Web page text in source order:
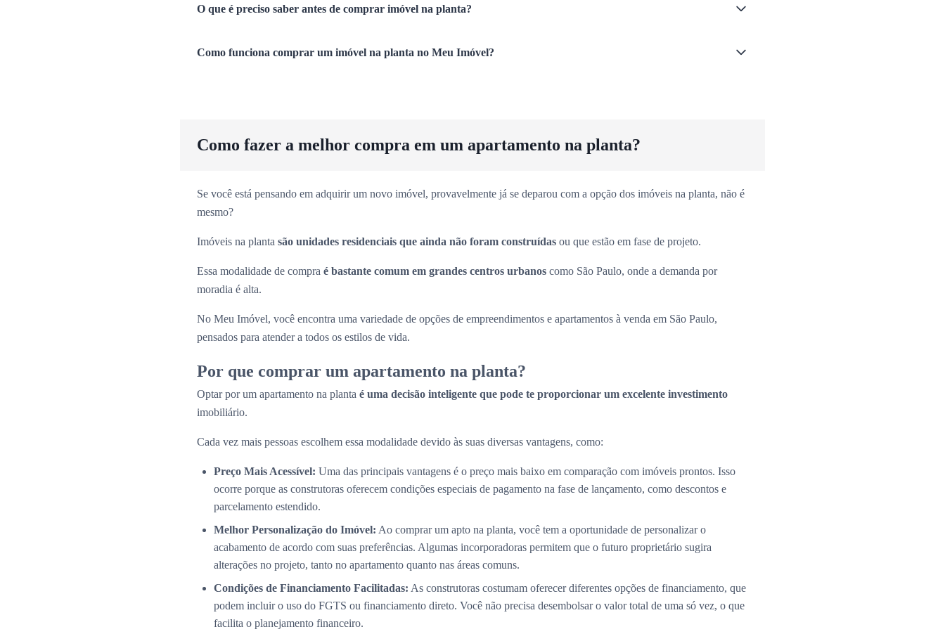
O que é preciso saber antes de comprar imóvel na planta?
Como funciona comprar um imóvel na planta no Meu Imóvel?
Como fazer a melhor compra em um apartamento na planta?
Se você está pensando em adquirir um novo imóvel, provavelmente já se deparou com a opção dos imóveis na planta, não é
mesmo?
Imóveis na planta são unidades residenciais que ainda não foram construídas ou que estão em fase de projeto.
Essa modalidade de compra é bastante comum em grandes centros urbanos como São Paulo, onde a demanda por
moradia é alta.
No Meu Imóvel, você encontra uma variedade de opções de empreendimentos e apartamentos à venda em São Paulo,
pensados para atender a todos os estilos de vida.
Por que comprar um apartamento na planta?
Optar por um apartamento na planta é uma decisão inteligente que pode te proporcionar um excelente investimento
imobiliário.
Cada vez mais pessoas escolhem essa modalidade devido às suas diversas vantagens, como:
Preço Mais Acessível: Uma das principais vantagens é o preço mais baixo em comparação com imóveis prontos. Isso
ocorre porque as construtoras oferecem condições especiais de pagamento na fase de lançamento, como descontos e
parcelamento estendido.
Melhor Personalização do Imóvel: Ao comprar um apto na planta, você tem a oportunidade de personalizar o
acabamento de acordo com suas preferências. Algumas incorporadoras permitem que o futuro proprietário sugira
alterações no projeto, tanto no apartamento quanto nas áreas comuns.
Condições de Financiamento Facilitadas: As construtoras costumam oferecer diferentes opções de financiamento, que
podem incluir o uso do FGTS ou financiamento direto. Você não precisa desembolsar o valor total de uma só vez, o que
facilita o planejamento financeiro.